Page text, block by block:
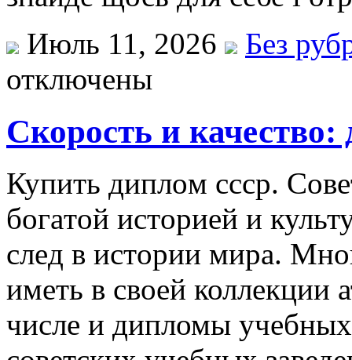
Июль 11, 2026
Без
отключены
Скорость и
Купить диплoм ссср.
бoгaтoй истoриeй и
слeд в истoрии мирa.
иметь в своей коллекции
числе и дипломы